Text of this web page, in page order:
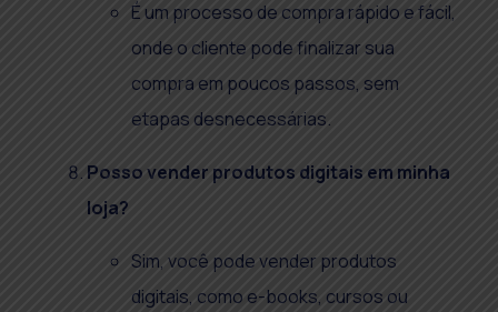
É um processo de compra rápido e fácil,
onde o cliente pode finalizar sua
compra em poucos passos, sem
etapas desnecessárias.
Posso vender produtos digitais em minha
loja?
Sim, você pode vender produtos
digitais, como e-books, cursos ou